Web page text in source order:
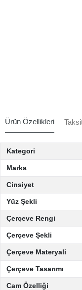
Ürün Özellikleri
Kategori
Marka
Cinsiyet
Yüz Şekli
Çerçeve Rengi
Çerçeve Şekli
Çerçeve Materyali
Çerçeve Tasarımı
Cam Özelliği